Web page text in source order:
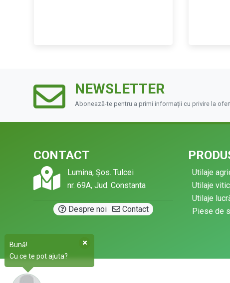
NEWSLETTER
Abonează-te pentru a primi informații cu privire la
CONTACT
Lumina, Șos. Tulcei
nr. 69A, Jud. Constanta
Despre noi· Contact
Utilaje
Utilaje
Utilaje
Piese de
Bună!
Cu ce te pot ajuta?